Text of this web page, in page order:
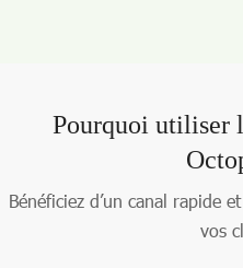
Pourquoi utiliser
Bénéficiez d’un canal rapide
vos